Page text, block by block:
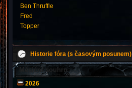
Ben Thruffle
Fred
Topper
Historie fóra (s časovým posunem)
Měsíční souhrn
2026